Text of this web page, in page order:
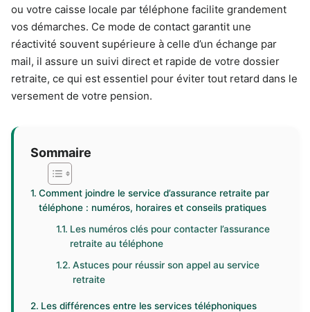
ou votre caisse locale par téléphone facilite grandement
vos démarches. Ce mode de contact garantit une
réactivité souvent supérieure à celle d’un échange par
mail, il assure un suivi direct et rapide de votre dossier
retraite, ce qui est essentiel pour éviter tout retard dans le
versement de votre pension.
Sommaire
Comment joindre le service d’assurance retraite par
téléphone : numéros, horaires et conseils pratiques
Les numéros clés pour contacter l’assurance
retraite au téléphone
Astuces pour réussir son appel au service
retraite
Les différences entre les services téléphoniques